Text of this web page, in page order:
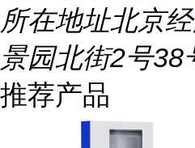
所在地址北京
景园北街2号38
推荐产品